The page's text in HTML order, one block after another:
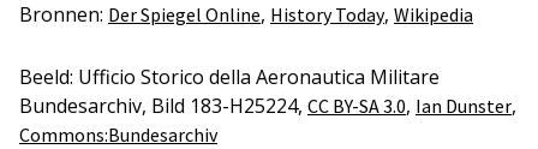
Bronnen: Der Spiegel Online, History Today, Wikipedia
Beeld: Ufficio Storico della Aeronautica Militare
Bundesarchiv, Bild 183-H25224, CC BY-SA 3.0, Ian Dunster,
Commons:Bundesarchiv